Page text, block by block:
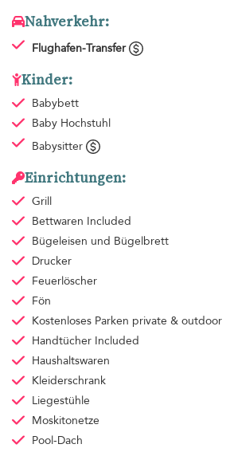
Nahverkehr:
Flughafen-Transfer
Kinder:
Babybett
Baby Hochstuhl
Babysitter
Einrichtungen:
Grill
Bettwaren Included
Bügeleisen und Bügelbrett
Drucker
Feuerlöscher
Fön
Kostenloses Parken private & outdoor
Handtücher Included
Haushaltswaren
Kleiderschrank
Liegestühle
Moskitonetze
Pool-Dach